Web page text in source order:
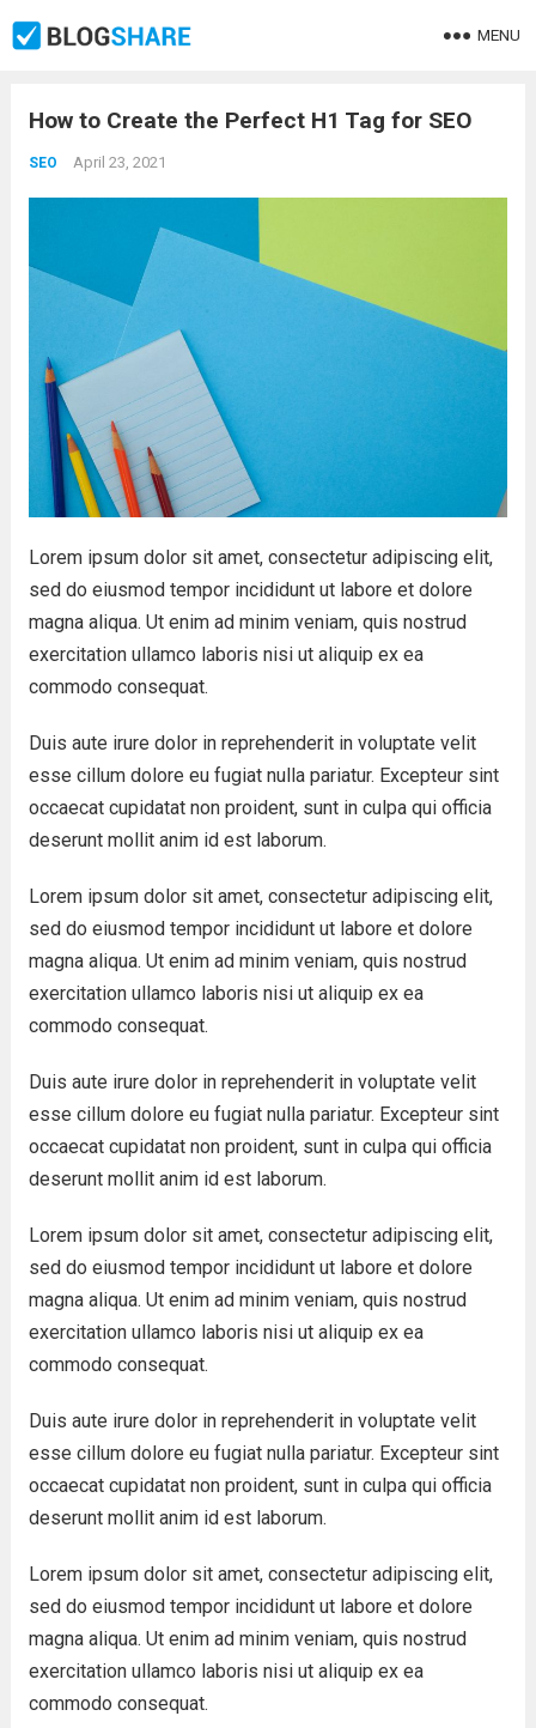
MENU
How to Create the Perfect H1 Tag for SEO
SEO April 23, 2021
Lorem ipsum dolor sit amet, consectetur adipiscing elit,
sed do eiusmod tempor incididunt ut labore et dolore
magna aliqua. Ut enim ad minim veniam, quis nostrud
exercitation ullamco laboris nisi ut aliquip ex ea
commodo consequat.
Duis aute irure dolor in reprehenderit in voluptate velit
esse cillum dolore eu fugiat nulla pariatur. Excepteur sint
occaecat cupidatat non proident, sunt in culpa qui officia
deserunt mollit anim id est laborum.
Lorem ipsum dolor sit amet, consectetur adipiscing elit,
sed do eiusmod tempor incididunt ut labore et dolore
magna aliqua. Ut enim ad minim veniam, quis nostrud
exercitation ullamco laboris nisi ut aliquip ex ea
commodo consequat.
Duis aute irure dolor in reprehenderit in voluptate velit
esse cillum dolore eu fugiat nulla pariatur. Excepteur sint
occaecat cupidatat non proident, sunt in culpa qui officia
deserunt mollit anim id est laborum.
Lorem ipsum dolor sit amet, consectetur adipiscing elit,
sed do eiusmod tempor incididunt ut labore et dolore
magna aliqua. Ut enim ad minim veniam, quis nostrud
exercitation ullamco laboris nisi ut aliquip ex ea
commodo consequat.
Duis aute irure dolor in reprehenderit in voluptate velit
esse cillum dolore eu fugiat nulla pariatur. Excepteur sint
occaecat cupidatat non proident, sunt in culpa qui officia
deserunt mollit anim id est laborum.
Lorem ipsum dolor sit amet, consectetur adipiscing elit,
sed do eiusmod tempor incididunt ut labore et dolore
magna aliqua. Ut enim ad minim veniam, quis nostrud
exercitation ullamco laboris nisi ut aliquip ex ea
commodo consequat.